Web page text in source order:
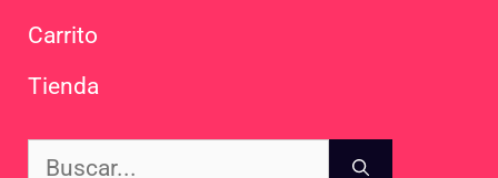
Carrito
Tienda
Buscar: